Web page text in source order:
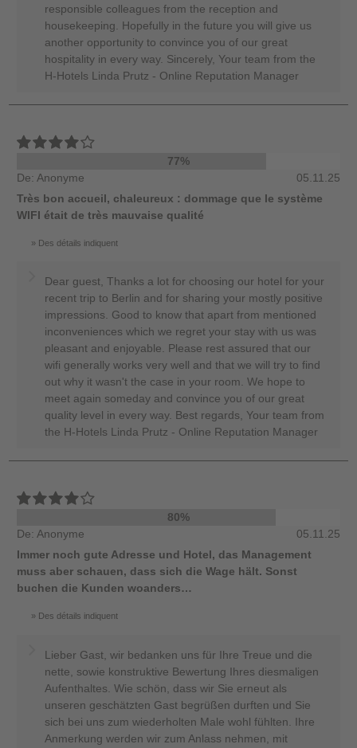
responsible colleagues from the reception and
housekeeping. Hopefully in the future you will give us
another opportunity to convince you of our great
hospitality in every way. Sincerely, Your team from the
H-Hotels Linda Prutz - Online Reputation Manager
77%
De: Anonyme
05.11.25
Très bon accueil, chaleureux : dommage que le système
WIFI était de très mauvaise qualité
Des détails indiquent
Dear guest, Thanks a lot for choosing our hotel for your
recent trip to Berlin and for sharing your mostly positive
impressions. Good to know that apart from mentioned
inconveniences which we regret your stay with us was
pleasant and enjoyable. Please rest assured that our
wifi generally works very well and that we will try to find
out why it wasn't the case in your room. We hope to
meet again someday and convince you of our great
quality level in every way. Best regards, Your team from
the H-Hotels Linda Prutz - Online Reputation Manager
80%
De: Anonyme
05.11.25
Immer noch gute Adresse und Hotel, das Management
muss aber schauen, dass sich die Wage hält. Sonst
buchen die Kunden woanders…
Des détails indiquent
Lieber Gast, wir bedanken uns für Ihre Treue und die
nette, sowie konstruktive Bewertung Ihres diesmaligen
Aufenthaltes. Wie schön, dass wir Sie erneut als
unseren geschätzten Gast begrüßen durften und Sie
sich bei uns zum wiederholten Male wohl fühlten. Ihre
Anmerkung werden wir zum Anlass nehmen, mit